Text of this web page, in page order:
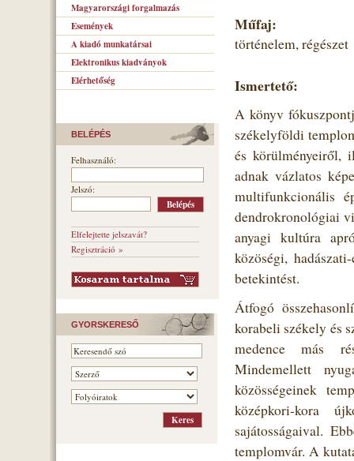
Magyarországi forgalmazás
Események
A kiadó munkatársai
Elektronikus kiadványok
Elérhetőség
BELÉPÉS
Felhasználó:
Jelszó:
Elfelejtette jelszavát?
Regisztráció »
GYORSKERESŐ
Műfaj:
történelem, régészet
Ismertető:
A könyv
székelyföldi
és körülményeiről,
adnak vázlatos
multifunkcionális
dendrokronológiai
anyagi kultúra
közöségi,
betekintést.
Átfogó
korabeli székely és
medence más
Mindemellett
közösségeinek
középkori-kora
sajátosságaival.
templomvár. A